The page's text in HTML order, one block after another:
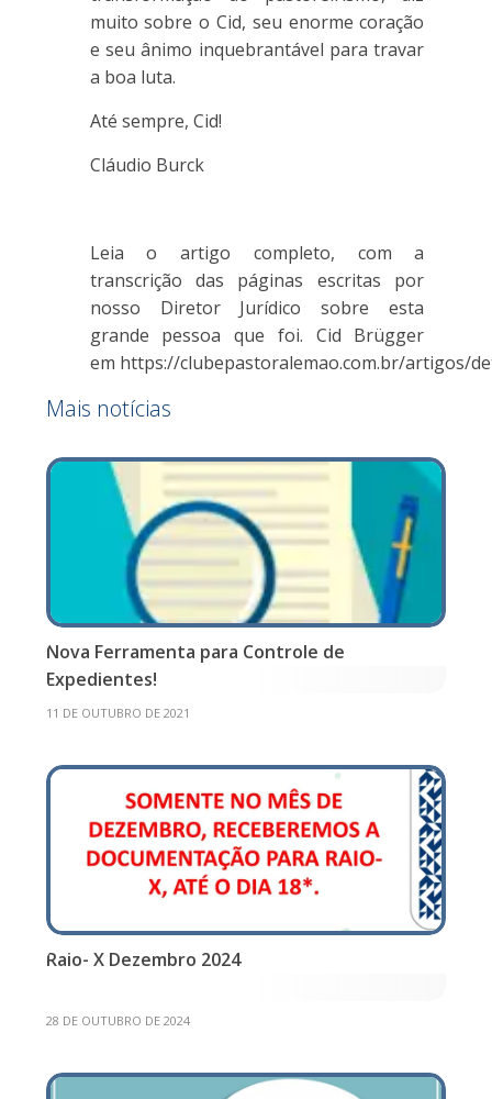
muito sobre o Cid, seu enorme coração
e seu ânimo inquebrantável para travar
a boa luta.
Até sempre, Cid!
Cláudio Burck
Leia o artigo completo, com a
transcrição das páginas escritas por
nosso Diretor Jurídico sobre esta
grande pessoa que foi. Cid Brügger
em https://clubepastoralemao.com.br/artigos/
Mais notícias
Nova Ferramenta para Controle de
Expedientes!
11 DE OUTUBRO DE 2021
Raio- X Dezembro 2024
28 DE OUTUBRO DE 2024